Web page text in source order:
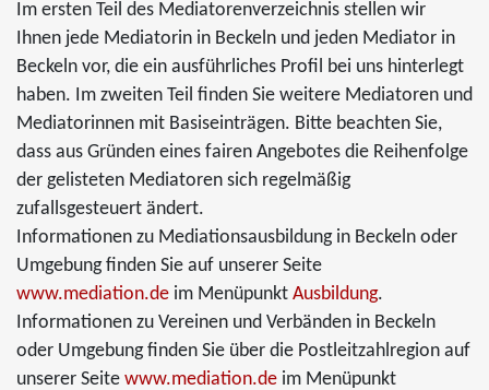
Im ersten Teil des Mediatorenverzeichnis stellen wir
Ihnen jede Mediatorin in Beckeln und jeden Mediator in
Beckeln vor, die ein ausführliches Profil bei uns hinterlegt
haben. Im zweiten Teil finden Sie weitere Mediatoren und
Mediatorinnen mit Basiseinträgen. Bitte beachten Sie,
dass aus Gründen eines fairen Angebotes die Reihenfolge
der gelisteten Mediatoren sich regelmäßig
zufallsgesteuert ändert.
Informationen zu Mediationsausbildung in Beckeln oder
Umgebung finden Sie auf unserer Seite
www.mediation.de im Menüpunkt Ausbildung.
Informationen zu Vereinen und Verbänden in Beckeln
oder Umgebung finden Sie über die Postleitzahlregion auf
unserer Seite www.mediation.de im Menüpunkt